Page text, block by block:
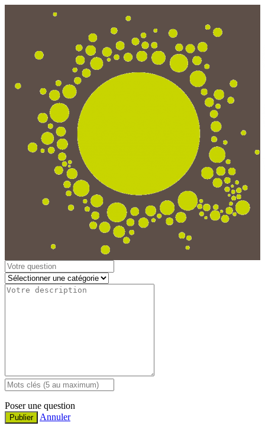
Poser une question
Publier Annuler